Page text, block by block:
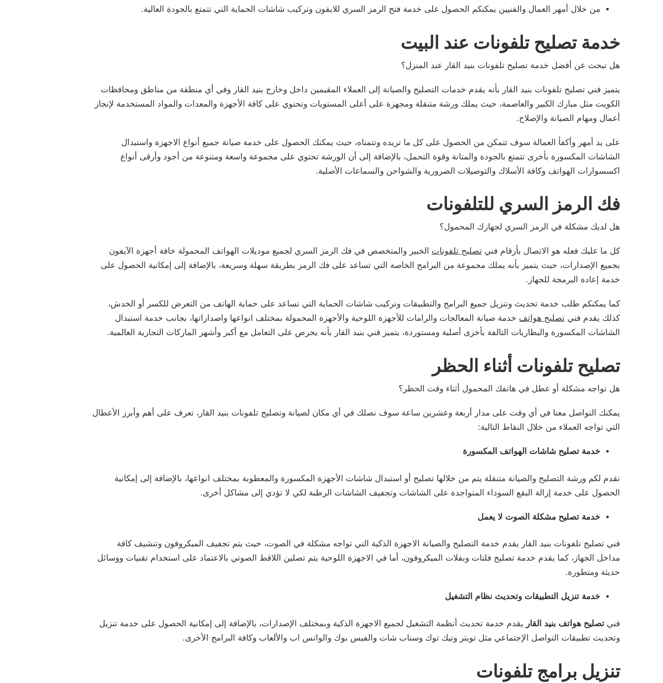
من خلال أمهر العمال والفنيين يمكنكم الحصول على خدمة فتح الرمز السري للايفون وتركيب شاشات الحماية التي تتمتع بالجودة العالية.
خدمة تصليح تلفونات عند البيت
هل تبحث عن أفضل خدمة تصليح تلفونات بنيد القار عند المنزل؟
يتميز فني تصليح تلفونات بنيد القار بأنه يقدم خدمات التصليح والصيانة إلى العملاء المقيمين داخل وخارج بنيد القار وفي أي منطقة من مناطق ومحافظات
الكويت مثل مبارك الكبير والعاصمة، حيث يملك ورشة متنقلة ومجهزة على أعلى المستويات وتحتوي على كافة الأجهزة والمعدات والمواد المستخدمة لإنجاز
أعمال ومهام الصيانة والإصلاح.
على يد أمهر وأكفأ العمالة سوف تتمكن من الحصول على كل ما تريده وتتمناه، حيث يمكنك الحصول على خدمة صيانة جميع أنواع الاجهزة واستبدال
الشاشات المكسورة بأخرى تتمتع بالجودة والمتانة وقوة التحمل، بالإضافة إلى أن الورشة تحتوي على مجموعة واسعة ومتنوعة من أجود وأرقى أنواع
اكسسوارات الهواتف وكافة الأسلاك والتوصيلات الضرورية والشواحن والسماعات الأصلية.
فك الرمز السري للتلفونات
هل لديك مشكلة في الرمز السري لجهازك المحمول؟
كل ما عليك فعله هو الاتصال بأرقام فني تصليح تلفونات الخبير والمتخصص في فك الرمز السري لجميع موديلات الهواتف المحمولة خافة أجهزة الآيفون
بجميع الإصدارات، حيث يتميز بأنه يملك مجموعة من البرامج الخاصة التي تساعد على فك الرمز بطريقة سهلة وسريعة، بالإضافة إلى إمكانية الحصول على
خدمة إعادة البرمجة للجهاز.
كما يمكنكم طلب خدمة تحديث وتنزيل جميع البرامج والتطبيقات وتركيب شاشات الحماية التي تساعد على حماية الهاتف من التعرض للكسر أو الخدش،
كذلك يقدم فني تصليح هواتف خدمة صيانة المعالجات والرامات للأجهزة اللوحية والأجهزة المحمولة بمختلف انواعها واصداراتها، بجانب خدمة استبدال
الشاشات المكسورة والبطاريات التالفة بأخرى أصلية ومستوردة، يتميز فني بنيد القار بأنه يحرص على التعامل مع أكبر وأشهر الماركات التجارية العالمية.
تصليح تلفونات أثناء الحظر
هل تواجه مشكلة أو عطل في هاتفك المحمول أثناء وقت الحظر؟
يمكنك التواصل معنا في أي وقت على مدار أربعة وعشرين ساعة سوف نصلك في أي مكان لصيانة وتصليح تلفونات بنيد القار، تعرف على أهم وأبرز الأعطال
التي تواجه العملاء من خلال النقاط التالية:
خدمة تصليح شاشات الهواتف المكسورة
نقدم لكم ورشة التصليح والصيانة متنقلة يتم من خلالها تصليح أو استبدال شاشات الأجهزة المكسورة والمعطوبة بمختلف انواعها، بالإضافة إلى إمكانية
الحصول على خدمة إزالة البقع السوداء المتواجدة على الشاشات وتجفيف الشاشات الرطبة لكي لا تؤدي إلى مشاكل أخرى.
خدمة تصليح مشكلة الصوت لا يعمل
فني تصليح تلفونات بنيد القار يقدم خدمة التصليح والصيانة الاجهزة الذكية التي تواجه مشكلة في الصوت، حيث يتم تجفيف الميكروفون وتنشيف كافة
مداخل الجهاز، كما يقدم خدمة تصليح فلتات وبفلات الميكروفون، أما في الاجهزة اللوحية يتم تصلين اللاقط الصوتي بالاعتماد على استخدام تقنيات ووسائل
حديثة ومتطورة.
خدمة تنزيل التطبيقات وتحديث نظام التشغيل
فني تصليح هواتف بنيد القار يقدم خدمة تحديث أنظمة التشغيل لجميع الاجهزة الذكية وبمختلف الإصدارات، بالإضافة إلى إمكانية الحصول على خدمة تنزيل
وتحديث تطبيقات التواصل الإجتماعي مثل تويتر وتيك توك وسناب شات والفيس بوك والواتس اب والألعاب وكافة البرامج الأخرى.
تنزيل برامج تلفونات